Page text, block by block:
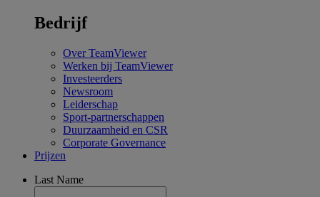
Bedrijf
Over TeamViewer
Werken bij TeamViewer
Investeerders
Newsroom
Leiderschap
Sport-partnerschappen
Duurzaamheid en CSR
Corporate Governance
Prijzen
Last Name